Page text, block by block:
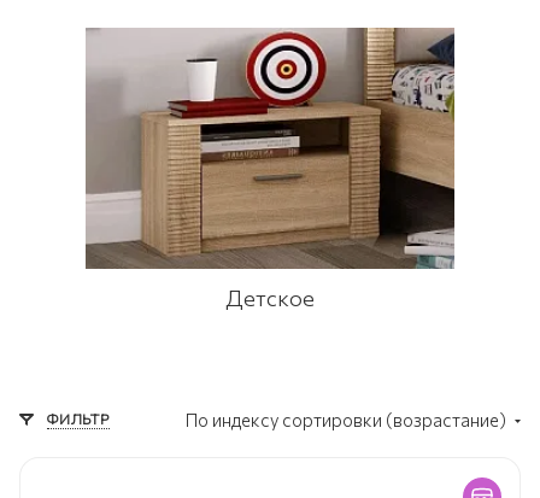
Детское
ФИЛЬТР По индексу сортировки (возрастание)